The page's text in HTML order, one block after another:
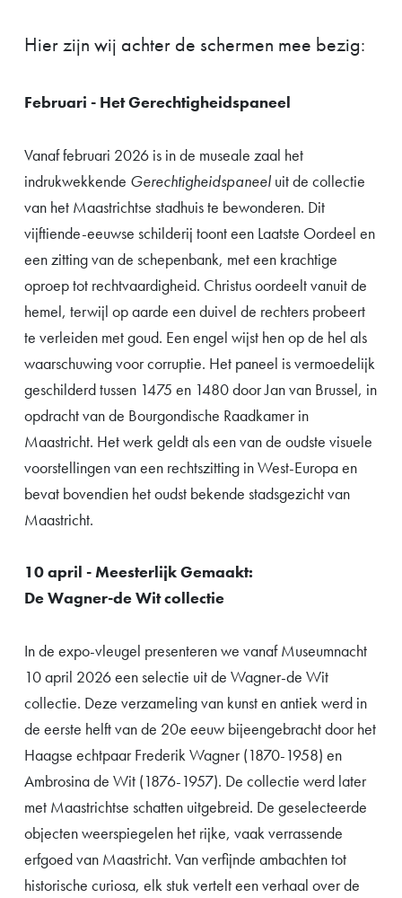
Hier zijn wij achter de schermen mee bezig:
Februari - Het Gerechtigheidspaneel
Vanaf februari 2026 is in de museale zaal het
indrukwekkende Gerechtigheidspaneel uit de collectie
van het Maastrichtse stadhuis te bewonderen. Dit
vijftiende-eeuwse schilderij toont een Laatste Oordeel en
een zitting van de schepenbank, met een krachtige
oproep tot rechtvaardigheid. Christus oordeelt vanuit de
hemel, terwijl op aarde een duivel de rechters probeert
te verleiden met goud. Een engel wijst hen op de hel als
waarschuwing voor corruptie. Het paneel is vermoedelijk
geschilderd tussen 1475 en 1480 door Jan van Brussel, in
opdracht van de Bourgondische Raadkamer in
Maastricht. Het werk geldt als een van de oudste visuele
voorstellingen van een rechtszitting in West-Europa en
bevat bovendien het oudst bekende stadsgezicht van
Maastricht.
10 april - Meesterlijk Gemaakt:
DeWagner-de Wit collectie
In de expo-vleugel presenteren we vanaf Museumnacht
10 april 2026 een selectie uit de Wagner-de Wit
collectie. Deze verzameling van kunst en antiek werd in
de eerste helft van de 20e eeuw bijeengebracht door het
Haagse echtpaar Frederik Wagner (1870-1958) en
Ambrosina de Wit (1876-1957). De collectie werd later
met Maastrichtse schatten uitgebreid. De geselecteerde
objecten weerspiegelen het rijke, vaak verrassende
erfgoed van Maastricht. Van verfijnde ambachten tot
historische curiosa, elk stuk vertelt een verhaal over de